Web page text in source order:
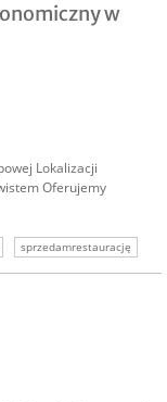
w
Lokalizacji
Oferujemy
sprzedamrestaurację